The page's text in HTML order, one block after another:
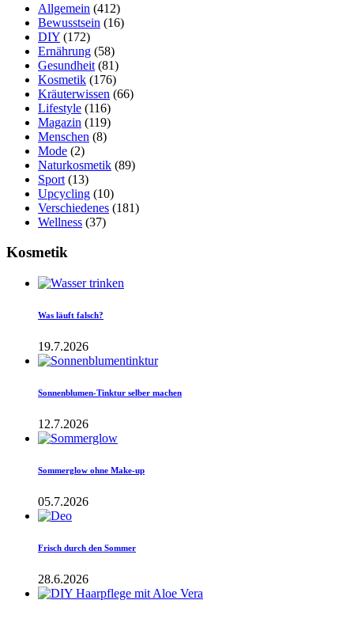
Allgemein (412)
Bewusstsein (16)
DIY (172)
Ernährung (58)
Gesundheit (81)
Kosmetik (176)
Kräuterwissen (66)
Lifestyle (116)
Magazin (119)
Menschen (8)
Mode (2)
Naturkosmetik (89)
Sport (13)
Upcycling (10)
Verschiedenes (181)
Wellness (37)
Kosmetik
Was läuft falsch?
19.7.2026
Sonnenblumen-Tinktur selber machen
12.7.2026
Sommerglow ohne Make-up
05.7.2026
Frisch durch den Sommer
28.6.2026